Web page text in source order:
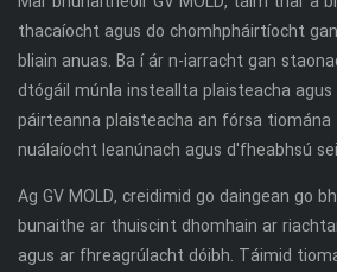
thacaíocht agus do chomhpháirtíocht
bliain anuas. Ba í ár n-iarracht gan
dtógáil múnla insteallta plaisteacha
páirteanna plaisteacha an fórsa
nuálaíocht leanúnach agus d'fheabhsú
Ag GV MOLD, creidimid go daingean go
bunaithe ar thuiscint dhomhain ar
agus ar fhreagrúlacht dóibh. Táimid